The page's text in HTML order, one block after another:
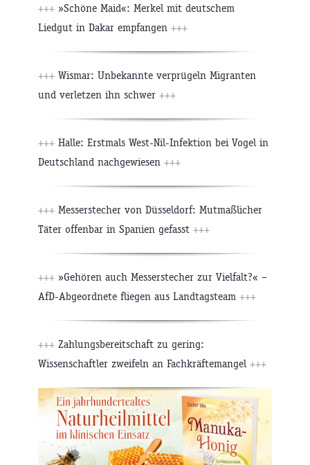
+++ »Schöne Maid«: Merkel mit deutschem
Liedgut in Dakar empfangen +++
+++ Wismar: Unbekannte verprügeln Migranten
und verletzen ihn schwer +++
+++ Halle: Erstmals West-Nil-Infektion bei Vogel in
Deutschland nachgewiesen +++
+++ Messerstecher von Düsseldorf: Mutmaßlicher
Täter offenbar in Spanien gefasst +++
+++ »Gehören auch Messerstecher zur Vielfalt?« –
AfD-Abgeordnete fliegen aus Landtagsteam +++
+++ Zahlungsbereitschaft zu gering:
Wissenschaftler zweifeln an Fachkräftemangel +++